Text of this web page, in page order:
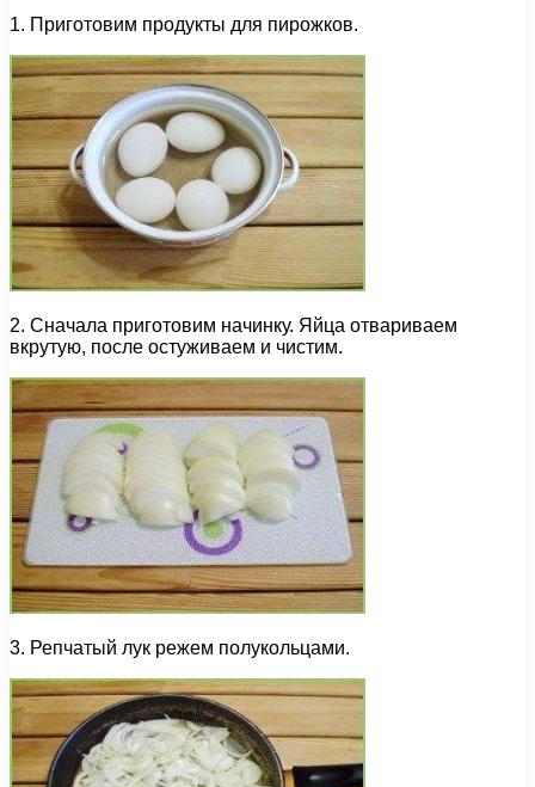
1. Приготовим продукты для пирожков.
2. Сначала приготовим начинку. Яйца отвариваем
вкрутую, после остуживаем и чистим.
3. Репчатый лук режем полукольцами.